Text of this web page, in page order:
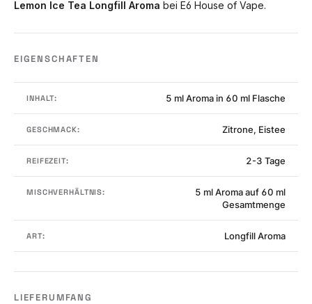
Lemon Ice Tea Longfill Aroma bei E6 House of Vape.
EIGENSCHAFTEN
INHALT: 5 ml Aroma in 60 ml Flasche
GESCHMACK: Zitrone, Eistee
REIFEZEIT: 2-3 Tage
MISCHVERHÄLTNIS:
5 ml Aroma auf 60 ml
Gesamtmenge
ART: Longfill Aroma
LIEFERUMFANG